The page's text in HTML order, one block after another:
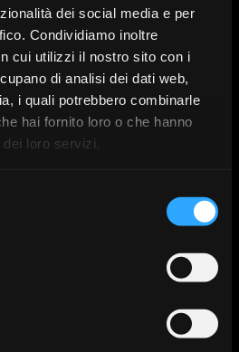
dei social media e per
Condividiamo inoltre
cui utilizzi il nostro sito con i
di analisi dei dati web,
i quali potrebbero combinarle
hai fornito loro o che hanno
loro servizi.
Modelli 3D
Pilastri e corone singole